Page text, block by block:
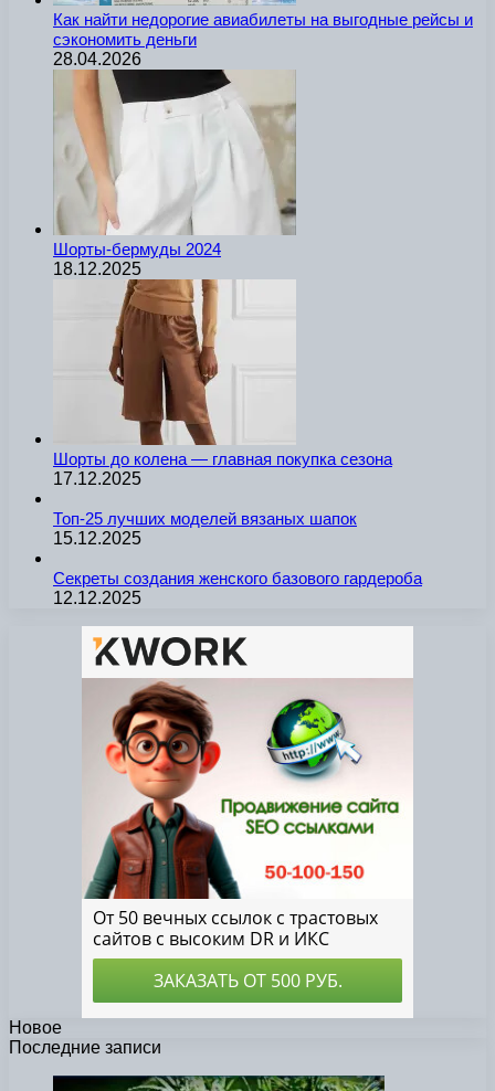
Как найти недорогие авиабилеты на выгодные рейсы и
сэкономить деньги
28.04.2026
Шорты-бермуды 2024
18.12.2025
Шорты до колена — главная покупка сезона
17.12.2025
Топ-25 лучших моделей вязаных шапок
15.12.2025
Секреты создания женского базового гардероба
12.12.2025
Новое
Последние записи